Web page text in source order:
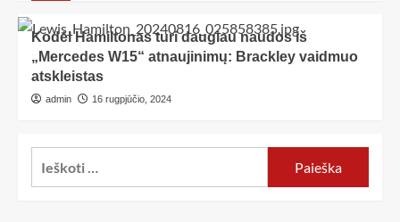
Kodėl Hamiltonas turi daugiau naudos iš
„Mercedes W15“ atnaujinimų: Brackley vaidmuo
atskleistas
admin 16 rugpjūčio, 2024